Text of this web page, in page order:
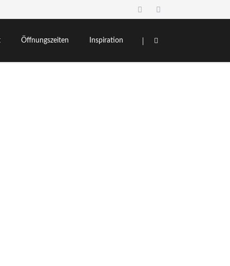
überspringen
Öffnungszeiten Inspiration